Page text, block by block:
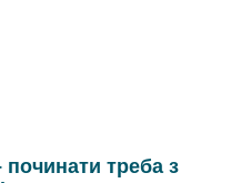
треба з